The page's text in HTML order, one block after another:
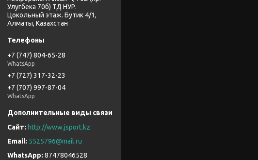
Улугбека 70б) ТД НУР.
Цокольный этаж. Бутик 4/1,
Алматы, Казахстан
+7 (747) 804-65-28
WhatsApp
+7 (727) 317-32-23
+7 (707) 997-87-04
WhatsApp
http://www.jsport.kz
5525796@mail.ru
87478046528